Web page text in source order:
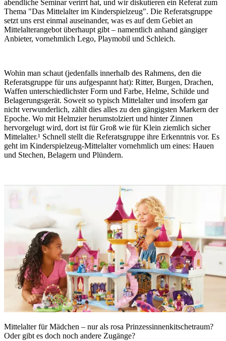
abendliche Seminar verirrt hat, und wir diskutieren ein Referat zum
Thema "Das Mittelalter im Kinderspielzeug". Die Referatsgruppe
setzt uns erst einmal auseinander, was es auf dem Gebiet an
Mittelalterangebot überhaupt gibt – namentlich anhand gängiger
Anbieter, vornehmlich Lego, Playmobil und Schleich.
Wohin man schaut (jedenfalls innerhalb des Rahmens, den die
Referatsgruppe für uns aufgespannt hat): Ritter, Burgen, Drachen,
Waffen unterschiedlichster Form und Farbe, Helme, Schilde und
Belagerungsgerät. Soweit so typisch Mittelalter und insofern gar
nicht verwunderlich, zählt dies alles zu den gängigsten Markern der
Epoche. Wo mit Helmzier herumstolziert und hinter Zinnen
hervorgelugt wird, dort ist für Groß wie für Klein ziemlich sicher
Mittelalter.¹ Schnell stellt die Referatsgruppe ihre Erkenntnis vor. Es
geht im Kinderspielzeug-Mittelalter vornehmlich um eines: Hauen
und Stechen, Belagern und Plündern.
Mittelalter für Mädchen – nur als rosa Prinzessinnenkitschetraum?
Oder gibt es doch noch andere Zugänge?